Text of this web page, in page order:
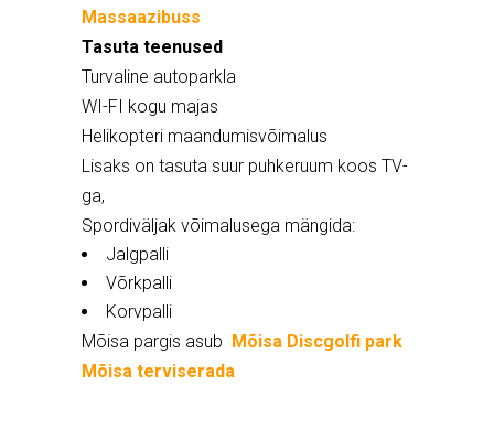
Massaazibuss
Tasuta teenused
Turvaline autoparkla
WI-FI kogu majas
Helikopteri maandumisvõimalus
Lisaks on tasuta suur puhkeruum koos TV-
ga,
Spordiväljak võimalusega mängida:
Jalgpalli
Võrkpalli
Korvpalli
Mõisa pargis asub
Mõisa Discgolfi park
Mõisa terviserada